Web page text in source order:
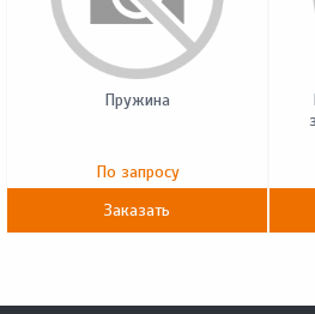
Пружина
По запросу
Заказать